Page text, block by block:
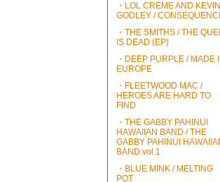
・LOL CREME AND KEVIN
GODLEY /
・THE SMITHS / THE
IS DEAD (EP)
・DEEP PURPLE / MADE
EUROPE
・FLEETWOOD MAC /
HEROES ARE HARD TO
FIND
・THE GABBY PAHINUI
HAWAIIAN BAND / THE
GABBY PAHINUI
BAND vol.1
・BLUE MINK / MELTING
POT